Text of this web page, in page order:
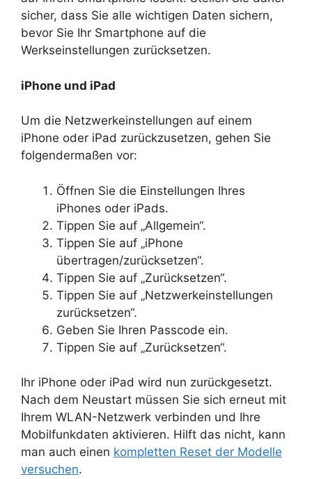
sicher, dass Sie alle wichtigen Daten sichern,
bevor Sie Ihr Smartphone auf die
Werkseinstellungen zurücksetzen.
iPhone und iPad
Um die Netzwerkeinstellungen auf einem
iPhone oder iPad zurückzusetzen, gehen Sie
folgendermaßen vor:
Öffnen Sie die Einstellungen Ihres
iPhones oder iPads.
Tippen Sie auf „Allgemein“.
Tippen Sie auf „iPhone
übertragen/zurücksetzen“.
Tippen Sie auf „Zurücksetzen“.
Tippen Sie auf „Netzwerkeinstellungen
zurücksetzen“.
Geben Sie Ihren Passcode ein.
Tippen Sie auf „Zurücksetzen“.
Ihr iPhone oder iPad wird nun zurückgesetzt.
Nach dem Neustart müssen Sie sich erneut mit
Ihrem WLAN-Netzwerk verbinden und Ihre
Mobilfunkdaten aktivieren. Hilft das nicht, kann
man auch einen kompletten Reset der Modelle
versuchen.